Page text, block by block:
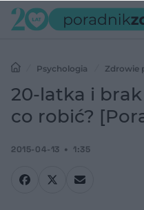
Psychologia Zdrowie
na seks: co robić? [Porada
20-latka i
co robić?
2015-04-13 1:35